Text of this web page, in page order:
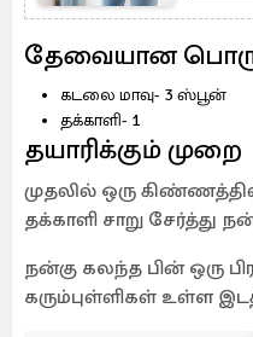
தேவையான
கடலை மாவு- 3 ஸ்பூன்
தக்காளி- 1
தயாரிக்கும் முறை
முதலில் ஒரு
தக்காளி சாறு சேர்த்து
நன்கு கலந்த பின் ஒரு
கரும்புள்ளிகள் உள்ள